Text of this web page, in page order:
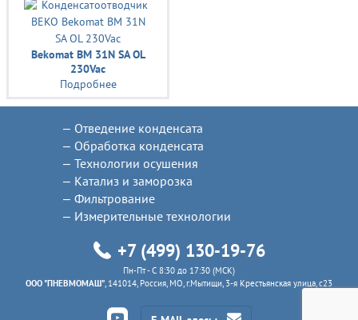
Bekomat BM 31N SA OL
230Vac
Подробнее
Отведение конденсата
Обработка конденсата
Технологии осушения
Катализ и заморозка
Фильтрование
Измерительные технологии
+7 (499) 130-19-76
Пн-Пт - C 8:30 до 17:30 (МСК)
ООО "ПНЕВМОМАШ" , 141014, Россия, МО, г.Мытищи, 3-я Крестьянская улица, с23